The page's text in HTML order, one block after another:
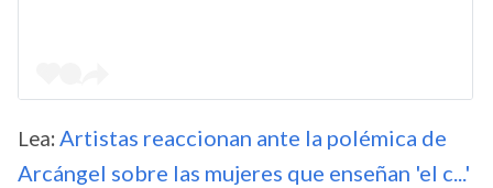
Lea: Artistas reaccionan ante la polémica de
Arcángel sobre las mujeres que enseñan 'el c...'